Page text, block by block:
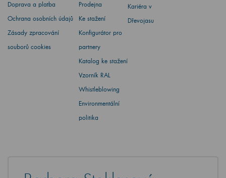
Doprava a platba
Ochrana osobních údajů
Zásady zpracování
souborů cookies
Prodejna
Ke stažení
Konfigurátor pro
partnery
Katalog ke stažení
Vzorník RAL
Whistleblowing
Environmentální
politika
Kariéra v
Dřevojasu